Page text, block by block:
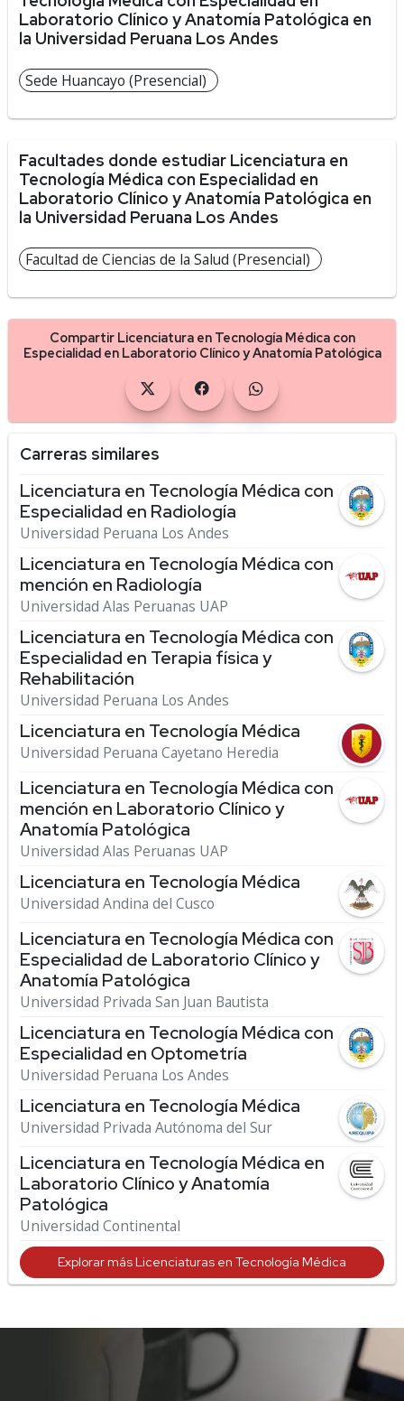
Laboratorio Clínico y Anatomía Patológica en
la Universidad Peruana Los Andes
Sede Huancayo (Presencial)
Facultades donde estudiar Licenciatura en
Tecnología Médica con Especialidad en
Laboratorio Clínico y Anatomía Patológica en
la Universidad Peruana Los Andes
Facultad de Ciencias de la Salud (Presencial)
Compartir Licenciatura en Tecnología Médica con
Especialidad en Laboratorio Clínico y Anatomía Patológica
Carreras similares
Licenciatura en Tecnología Médica con
Especialidad en Radiología
Universidad Peruana Los Andes
Licenciatura en Tecnología Médica con
mención en Radiología
Universidad Alas Peruanas UAP
Licenciatura en Tecnología Médica con
Especialidad en Terapia física y
Rehabilitación
Universidad Peruana Los Andes
Licenciatura en Tecnología Médica
Universidad Peruana Cayetano Heredia
Licenciatura en Tecnología Médica con
mención en Laboratorio Clínico y
Anatomía Patológica
Universidad Alas Peruanas UAP
Licenciatura en Tecnología Médica
Universidad Andina del Cusco
Licenciatura en Tecnología Médica con
Especialidad de Laboratorio Clínico y
Anatomía Patológica
Universidad Privada San Juan Bautista
Licenciatura en Tecnología Médica con
Especialidad en Optometría
Universidad Peruana Los Andes
Licenciatura en Tecnología Médica
Universidad Privada Autónoma del Sur
Licenciatura en Tecnología Médica en
Laboratorio Clínico y Anatomía
Patológica
Universidad Continental
Explorar más Licenciaturas en Tecnología Médica